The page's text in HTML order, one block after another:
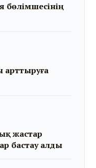
бөлімшесінің
жастар
бастау алды